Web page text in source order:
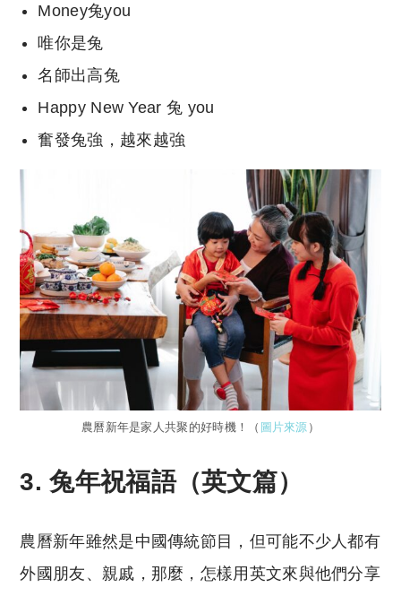
Money兔you
唯你是兔
名師出高兔
Happy New Year 兔 you
奮發兔強，越來越強
農曆新年是家人共聚的好時機！（ 圖片來源 ）
3. 兔年祝福語（英文篇）
農曆新年雖然是中國傳統節目，但可能不少人都有
外國朋友、親戚，那麼，怎樣用英文來與他們分享